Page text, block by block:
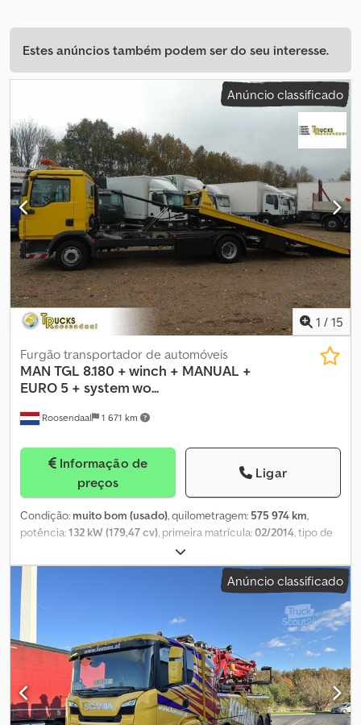
Estes anúncios também podem ser do seu interesse.
Anúncio classificado
1 / 15
Roosendaal 1 671 km
Furgão transportador de automóveis
MAN TGL 8.180 + winch + MANUAL +
EURO 5 + system wo...
Informação de
preços
Ligar
Condição: muito bom (usado), quilometragem: 575 974 km,
potência:132 kW (179,47 cv), primeira matrícula:02/2014, tipo de
, combustível:diesel
condutor:cabina diurna, tipo de engrenagem:mecânico, classe
de emissão:
, = Outras opções e
acessórios = - Tomada de força = Observações =
WMAN13ZZ4EY312503 = Mais informações = Estado técnico: muito
bom Estado visual: muito bom Preço: Sob consulta Placa de
matrícula: 2DAA498 = Informações da empresa = Se tiver alguma
dúvida ou sugestão, não hesite em contactar-nos. Garantimos
resposta em até 8 horas. Os preços são sem IVA. Nenhum direito
pode ser derivado das informações fornecidas. Telefone do
escritório: Crjdpfx Aeymrtned Ijf MOB: Neerlandês - Inglês -
Anúncio classificado